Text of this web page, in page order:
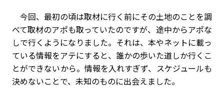
今回、最初の頃は取材に行く前にその土地のことを調
べて取材のアポも取っていたのですが、途中からアポな
しで行くようになりました。それは、本やネットに載っ
ている情報をアテにすると、誰かの歩いた道しか行くこ
とができないから。情報を入れすぎず、スケジュールも
決めないことで、未知のものに出会えました。